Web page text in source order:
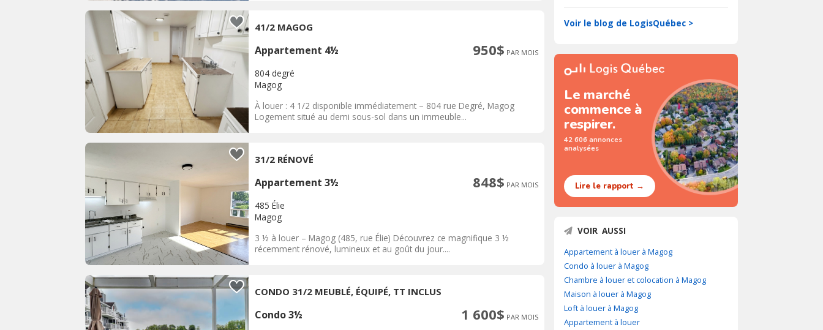
41/2 MAGOG
Appartement 4½ 950$ PAR MOIS
804 degré
Magog
À louer : 4 1/2 disponible immédiatement – 804 rue Degré, Magog
Logement situé au demi sous-sol dans un immeuble...
31/2 RÉNOVÉ
Appartement 3½ 848$ PAR MOIS
485 Élie
Magog
3 ½ à louer – Magog (485, rue Élie) Découvrez ce magnifique 3 ½
récemment rénové, lumineux et au goût du jour....
CONDO 31/2 MEUBLÉ, ÉQUIPÉ, TT INCLUS
Condo 3½ 1 600$ PAR MOIS
Voir le blog de LogisQuébec >
Le marché
commence à
respirer.
42 606 annonces
analysées
Lire le rapport →
VOIR AUSSI
Appartement à louer à Magog
Condo à louer à Magog
Chambre à louer et colocation à Magog
Maison à louer à Magog
Loft à louer à Magog
Appartement à louer